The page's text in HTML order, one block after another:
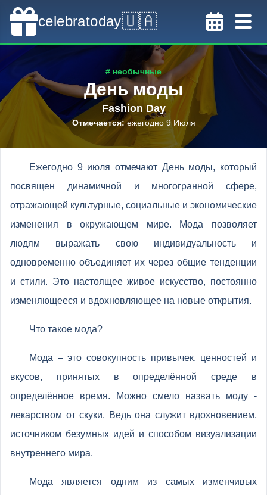
celebratoday🇺🇦
# необычные
День моды
Fashion Day
Отмечается:ежегодно 9 Июля
Ежегодно 9 июля отмечают День моды, который
посвящен динамичной и многогранной сфере,
отражающей культурные, социальные и экономические
изменения в окружающем мире. Мода позволяет
людям выражать свою индивидуальность и
одновременно объединяет их через общие тенденции
и стили. Это настоящее живое искусство, постоянно
изменяющееся и вдохновляющее на новые открытия.
Что такое мода?
Мода – это совокупность привычек, ценностей и
вкусов, принятых в определённой среде в
определённое время. Можно смело назвать моду -
лекарством от скуки. Ведь она служит вдохновением,
источником безумных идей и способом визуализации
внутреннего мира.
Мода является одним из самых изменчивых